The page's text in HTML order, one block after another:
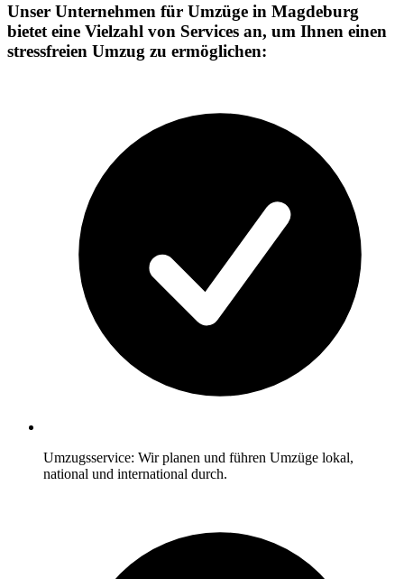
Unser Unternehmen für Umzüge in Magdeburg
bietet eine Vielzahl von Services an, um Ihnen einen
stressfreien Umzug zu ermöglichen:
Umzugsservice: Wir planen und führen Umzüge lokal,
national und international durch.